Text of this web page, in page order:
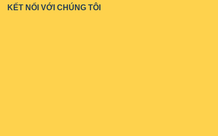
KẾT NỐI VỚI CHÚNG TÔI